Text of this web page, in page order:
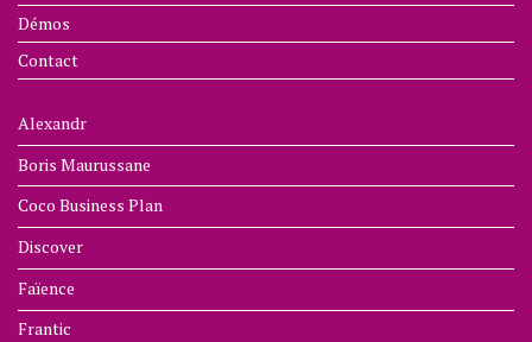
Démos
Contact
Alexandr
Boris Maurussane
Coco Business Plan
Discover
Faïence
Frantic